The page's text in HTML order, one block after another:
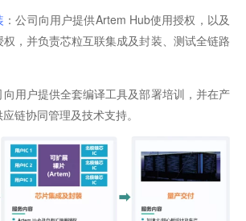
：公司向用户提供Artem Hub使用授权，以及
，并负责芯粒互联集成及封装、测试全链路
向用户提供全套编译工具及部署培训，并在产
链协同管理及技术支持。